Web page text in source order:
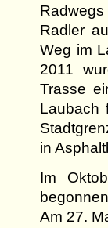
Radler
Weg im
2011
Trasse
Laubach
in
Im
Am 27.